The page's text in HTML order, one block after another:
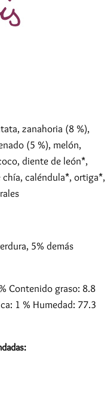
zanahoria (8 %),
(5 %), melón,
diente de león*,
chía, caléndula*, ortiga*,
5% demás
Contenido graso: 8.8
1 % Humedad: 77.3